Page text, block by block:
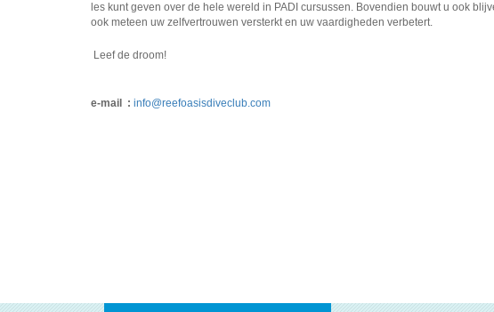
les kunt geven over de hele wereld in PADI cursussen. Bovendien bouwt u ook
ook meteen uw zelfvertrouwen versterkt en uw vaardigheden verbetert.
Leef de droom!
e-mail : info@reefoasisdiveclub.com